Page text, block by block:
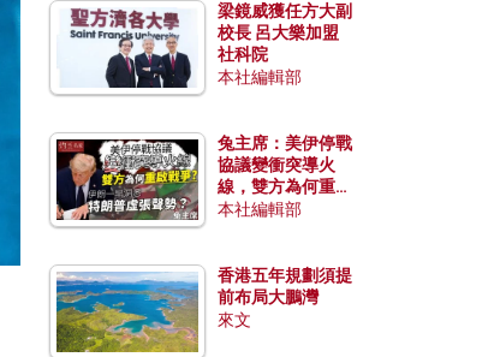
梁鏡威獲任方大副
校長 呂大樂加盟
社科院
本社編輯部
兔主席：美伊停戰
協議變衝突導火
線，雙方為何重啟
戰爭？伊朗一早洞
本社編輯部
香港五年規劃須提
前布局大鵬灣
來文